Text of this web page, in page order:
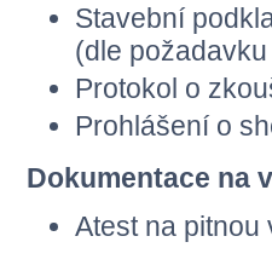
Stavební
(dle
Protokol o
Prohlášení o
Dokumentace na
Atest na pitnou